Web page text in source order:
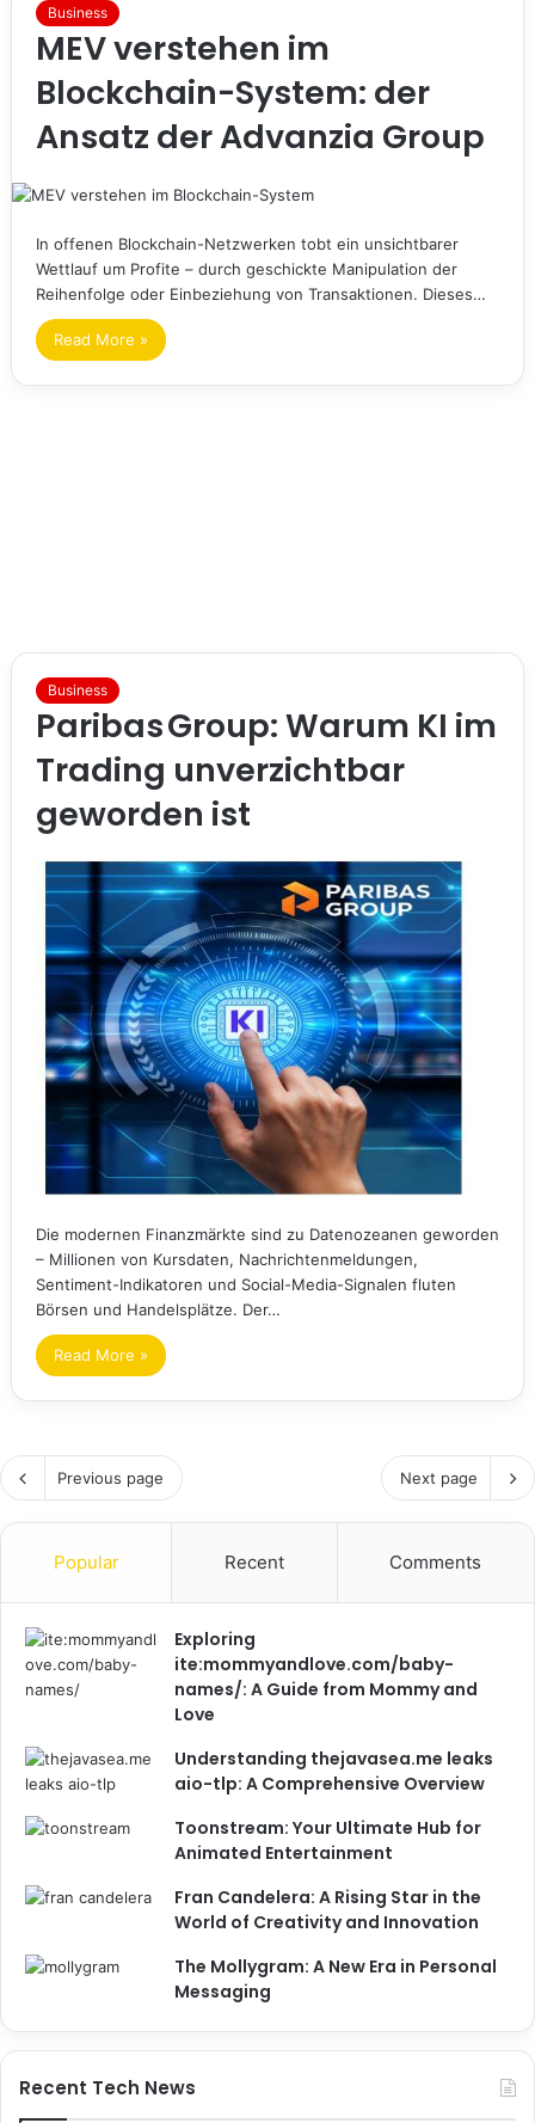
Business
MEV verstehen im
Blockchain-System: der
Ansatz der Advanzia Group
In offenen Blockchain-Netzwerken tobt ein unsichtbarer
Wettlauf um Profite – durch geschickte Manipulation der
Reihenfolge oder Einbeziehung von Transaktionen. Dieses…
Read More »
Business
Paribas Group: Warum KI im
Trading unverzichtbar
geworden ist
Die modernen Finanzmärkte sind zu Datenozeanen geworden
– Millionen von Kursdaten, Nachrichtenmeldungen,
Sentiment-Indikatoren und Social-Media-Signalen fluten
Börsen und Handelsplätze. Der…
Read More »
Previous page Next page
Popular Recent Comments
Exploring
ite:mommyandlove.com/baby-
names/: A Guide from Mommy and
Love
Understanding thejavasea.me leaks
aio-tlp: A Comprehensive Overview
Toonstream: Your Ultimate Hub for
Animated Entertainment
Fran Candelera: A Rising Star in the
World of Creativity and Innovation
The Mollygram: A New Era in Personal
Messaging
Recent Tech News